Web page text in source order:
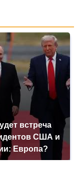
встреча
США и
Европа?